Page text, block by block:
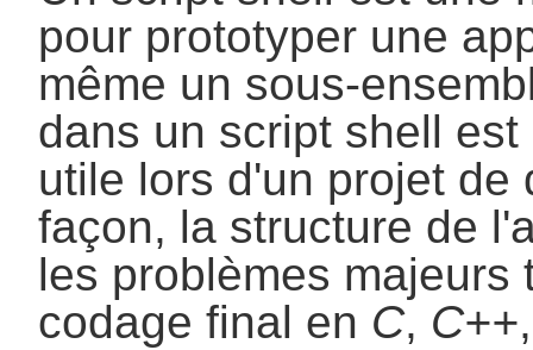
pour prototyper une
même un sous-
dans un script shell
utile lors d'un projet de
façon, la structure de
les problèmes majeurs
codage final en C, C++